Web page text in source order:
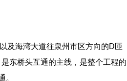
及海湾大道往泉州市区方向的D匝
东桥头互通的主线，是整个工程的
。